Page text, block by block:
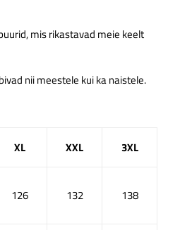
mis rikastavad meie keelt
nii meestele kui ka naistele.
XL XXL 3XL
126 132 138